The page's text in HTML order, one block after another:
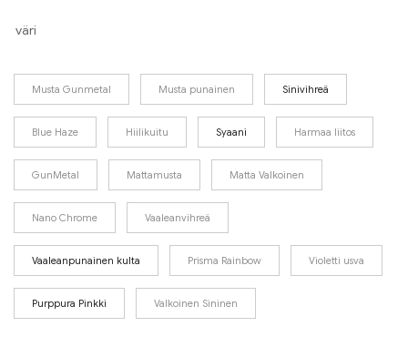
väri
Musta Gunmetal Musta punainen Sinivihreä
Blue Haze Hiilikuitu Syaani Harmaa liitos
GunMetal Mattamusta Matta Valkoinen
Nano Chrome Vaaleanvihreä
Vaaleanpunainen kulta Prisma Rainbow Violetti usva
Purppura Pinkki Valkoinen Sininen